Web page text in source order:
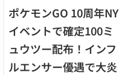
ポケモンGO 10周年NY
イベントで確定100ミ
ュウツー配布！インフ
ルエンサー優遇で大炎